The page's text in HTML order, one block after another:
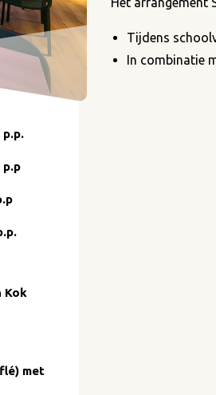
p.p.
p.p
Kok
met
Tijdens
In combinatie